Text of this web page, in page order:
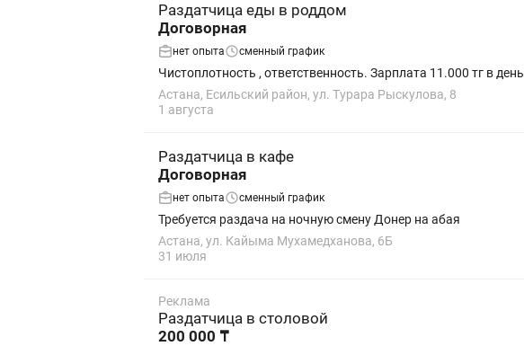
Раздатчица еды в роддом
Договорная
нет опыта сменный график
Чистоплотность , ответственность. Зарплата 11.000 тг в день
Астана, Есильский район, ул. Турара Рыскулова, 8
1 августа
Раздатчица в кафе
Договорная
нет опыта сменный график
Требуется раздача на ночную смену Донер на абая
Астана, ул. Кайыма Мухамедханова, 6Б
31 июля
Реклама
Раздатчица в столовой
200 000 ₸